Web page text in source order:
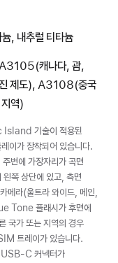
, 내추럴 티타늄
캐나다, 괌,
진 제도), A3108(중국
역)
기술이 적용된
가 장착되어 있습니다.
변에 가장자리가 곡면
쪽 상단에 있고, 측면
메라(울트라 와이드, 메인,
Tone 플래시가 후면에
국가 또는 지역의 경우
트레이가 있습니다.
USB-C 커넥터가